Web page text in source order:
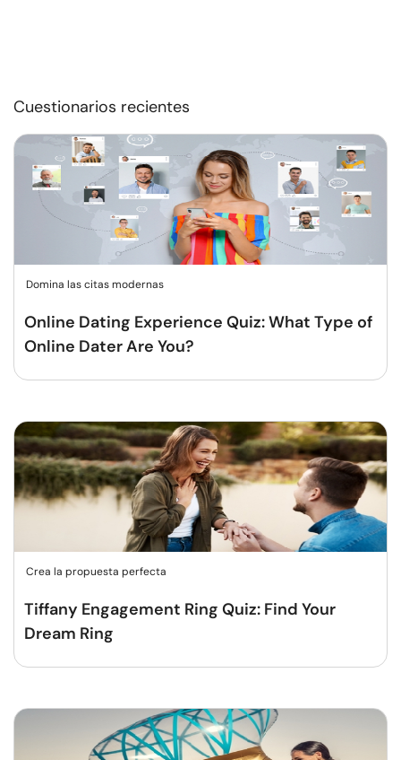
Cuestionarios recientes
Domina las citas modernas
Online Dating Experience Quiz: What Type of
Online Dater Are You?
Crea la propuesta perfecta
Tiffany Engagement Ring Quiz: Find Your
Dream Ring